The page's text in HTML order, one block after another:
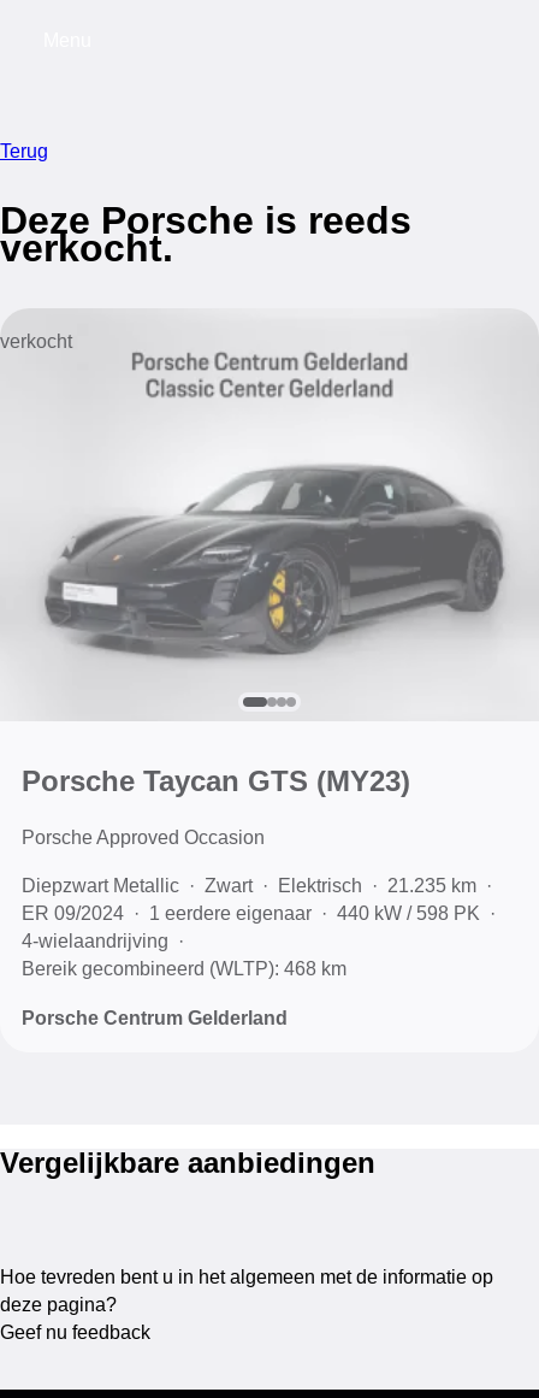
Terug
Deze Porsche is reeds
verkocht.
verkocht
Porsche Taycan GTS (MY23)
Porsche Approved Occasion
Diepzwart Metallic Zwart Elektrisch
21.235 km
ER 09/2024
1 eerdere eigenaar
440 kW / 598 PK
4-wielaandrijving
Bereik gecombineerd (WLTP): 468 km
Porsche Centrum Gelderland
Vergelijkbare aanbiedingen
Hoe tevreden bent u in het algemeen met de informatie op
deze pagina?
Geef nu feedback